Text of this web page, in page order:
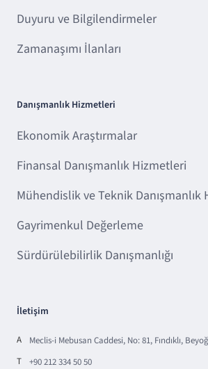
Duyuru ve Bilgilendirmeler
Zamanaşımı İlanları
Danışmanlık Hizmetleri
Ekonomik Araştırmalar
Finansal Danışmanlık Hizmetleri
Mühendislik ve Teknik Danışmanlık
Gayrimenkul Değerleme
Sürdürülebilirlik Danışmanlığı
İletişim
A
Meclis-i Mebusan Caddesi, No: 81, Fındıklı,
T
+90 212 334 50 50